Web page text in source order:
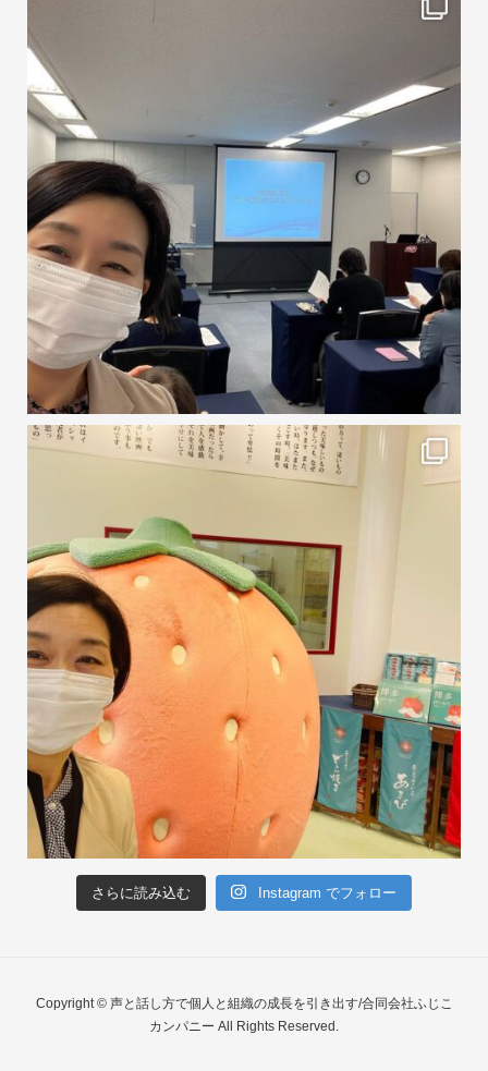
さらに読み込む Instagram でフォロー
Copyright © 声と話し方で個人と組織の成長を引き出す/合同会社ふじこ
カンパニー All Rights Reserved.